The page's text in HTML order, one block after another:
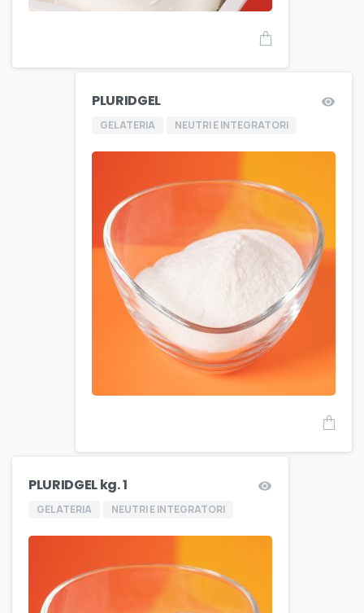
PLURIDGEL
GELATERIA NEUTRI E INTEGRATORI
PLURIDGEL kg. 1
GELATERIA NEUTRI E INTEGRATORI